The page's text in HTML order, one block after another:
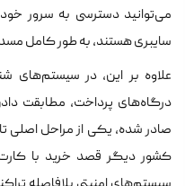
می‌توانید دسترسی به سرور
سایبری هستند، به طور کامل
کشور دیگر قصد خرید با